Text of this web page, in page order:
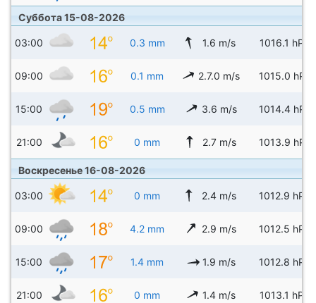
Суббота 15-08-2026
03:00 0.3 mm 1.6 m/s 1016.1 hPa
09:00 0.1 mm 2.7.0 m/s 1015.0 hPa
15:00 0.5 mm 3.6 m/s 1014.4 hPa
21:00 0 mm 2.7 m/s 1013.9 hPa
Воскресенье 16-08-2026
03:00 0 mm 2.4 m/s 1012.9 hPa
09:00 4.2 mm 2.9 m/s 1012.5 hPa
15:00 1.4 mm 1.9 m/s 1012.8 hPa
21:00 0 mm 1.4 m/s 1013.1 hPa